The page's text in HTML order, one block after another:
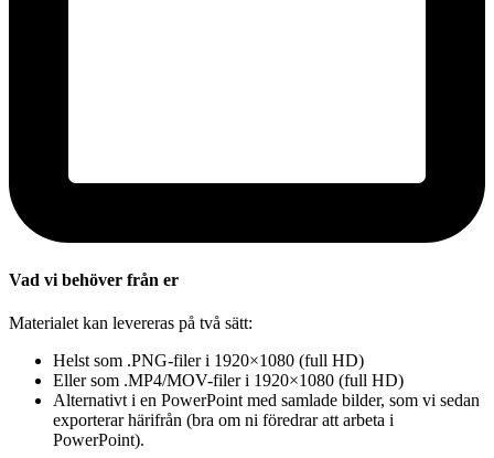
Vad vi behöver från er
Materialet kan levereras på två sätt:
Helst som .PNG-filer i 1920×1080 (full HD)
Eller som .MP4/MOV-filer i 1920×1080 (full HD)
Alternativt i en PowerPoint med samlade bilder, som vi sedan
exporterar härifrån (bra om ni föredrar att arbeta i
PowerPoint).